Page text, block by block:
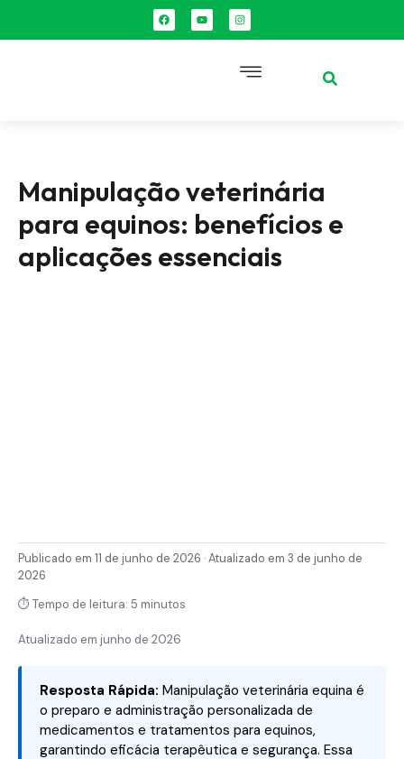
Manipulação veterinária
para equinos: benefícios e
aplicações essenciais
Publicado em 11 de junho de 2026 · Atualizado em 3 de junho de
2026
⏱ Tempo de leitura: 5 minutos
Atualizado em junho de 2026
Resposta Rápida: Manipulação veterinária equina é
o preparo e administração personalizada de
medicamentos e tratamentos para equinos,
garantindo eficácia terapêutica e segurança. Essa